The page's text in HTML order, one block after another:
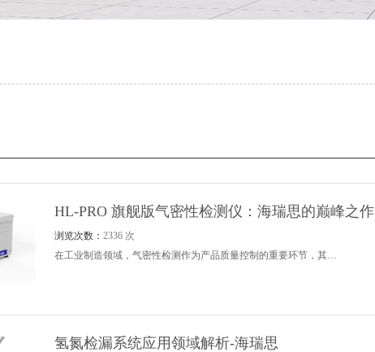
HL-PRO 旗舰版气密性检测仪：海瑞思的巅峰之作
浏览次数： 2336 次
在工业制造领域，气密性检测作为产品质量控制的重要环节，其…
氢氮检漏系统应用领域解析-海瑞思